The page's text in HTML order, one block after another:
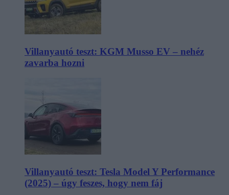
Villanyautó teszt: KGM Musso EV – nehéz
zavarba hozni
Villanyautó teszt: Tesla Model Y Performance
(2025) – úgy feszes, hogy nem fáj